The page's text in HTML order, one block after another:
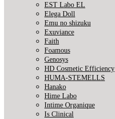
EST Labo EL
Elega Doll
Emu no shizuku
Exuviance
Faith
Foamous
Genosys
HD Cosmetic Efficiency
HUMA-STEMELLS
Hanako
Hime Labo
Intime Organique
Is Clinical